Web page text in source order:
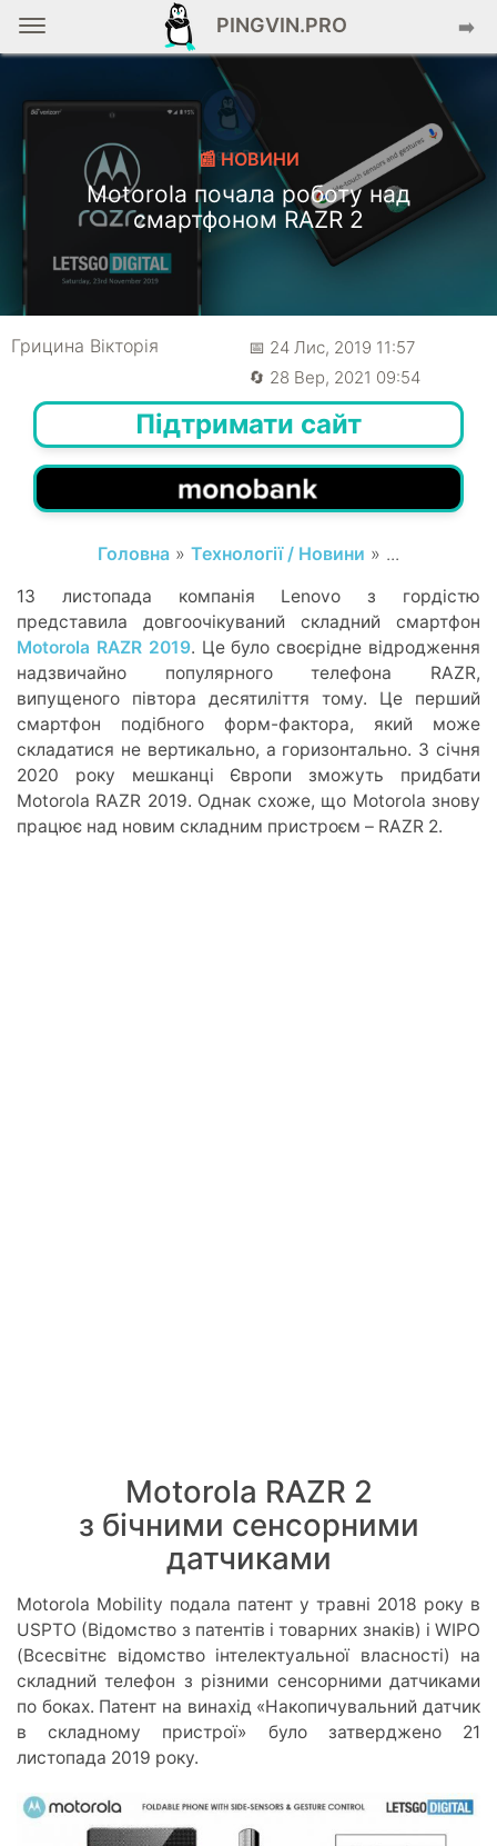
PINGVIN.PRO ➡️
📰 НОВИНИ
Motorola почала роботу над
смартфоном RAZR 2
Грицина Вікторія
📅 24 Лис, 2019 11:57
🔄 28 Вер, 2021 09:54
Підтримати сайт
Головна » Технології / Новини » ...
13 листопада компанія Lenovo з гордістю
представила довгоочікуваний складний смартфон
Motorola RAZR 2019. Це було своєрідне відродження
надзвичайно популярного телефона RAZR,
випущеного півтора десятиліття тому. Це перший
смартфон подібного форм-фактора, який може
складатися не вертикально, а горизонтально. З січня
2020 року мешканці Європи зможуть придбати
Motorola RAZR 2019. Однак схоже, що Motorola знову
працює над новим складним пристроєм – RAZR 2.
Motorola RAZR 2
з бічними сенсорними
датчиками
Motorola Mobility подала патент у травні 2018 року в
USPTO (Відомство з патентів і товарних знаків) і WIPO
(Всесвітнє відомство інтелектуальної власності) на
складний телефон з різними сенсорними датчиками
по боках. Патент на винахід «Накопичувальний датчик
в складному пристрої» було затверджено 21
листопада 2019 року.